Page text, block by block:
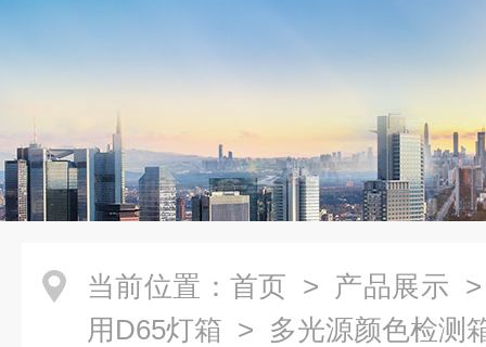
当前位置： 首页 > 产品展示
用D65灯箱 > 多光源颜色检测